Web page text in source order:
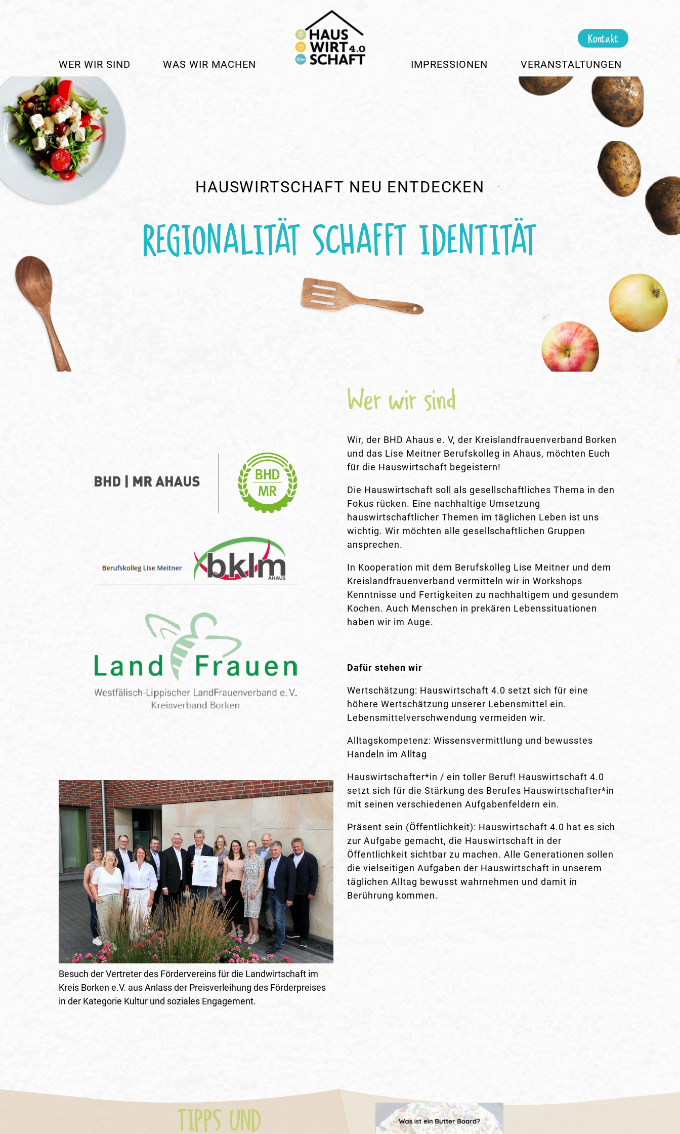
Kontakt
WER WIR SIND WAS WIR MACHEN IMPRESSIONEN VERANSTALTUNGEN
HAUSWIRTSCHAFT NEU ENTDECKEN
REGIONALITÄT SCHAFFT IDENTITÄT
Besuch der Vertreter des Fördervereins für die Landwirtschaft im
Kreis Borken e.V. aus Anlass der Preisverleihung des Förderpreises
in der Kategorie Kultur und soziales Engagement.
Wer wir sind
Wir, der BHD Ahaus e. V, der Kreislandfrauenverband Borken
und das Lise Meitner Berufskolleg in Ahaus, möchten Euch
für die Hauswirtschaft begeistern!
Die Hauswirtschaft soll als gesellschaftliches Thema in den
Fokus rücken. Eine nachhaltige Umsetzung
hauswirtschaftlicher Themen im täglichen Leben ist uns
wichtig. Wir möchten alle gesellschaftlichen Gruppen
ansprechen.
In Kooperation mit dem Berufskolleg Lise Meitner und dem
Kreislandfrauenverband vermitteln wir in Workshops
Kenntnisse und Fertigkeiten zu nachhaltigem und gesundem
Kochen. Auch Menschen in prekären Lebenssituationen
haben wir im Auge.
Dafür stehen wir
Wertschätzung: Hauswirtschaft 4.0 setzt sich für eine
höhere Wertschätzung unserer Lebensmittel ein.
Lebensmittelverschwendung vermeiden wir.
Alltagskompetenz: Wissensvermittlung und bewusstes
Handeln im Alltag
Hauswirtschafter*in / ein toller Beruf! Hauswirtschaft 4.0
setzt sich für die Stärkung des Berufes Hauswirtschafter*in
mit seinen verschiedenen Aufgabenfeldern ein.
Präsent sein (Öffentlichkeit): Hauswirtschaft 4.0 hat es sich
zur Aufgabe gemacht, die Hauswirtschaft in der
Öffentlichkeit sichtbar zu machen. Alle Generationen sollen
die vielseitigen Aufgaben der Hauswirtschaft in unserem
täglichen Alltag bewusst wahrnehmen und damit in
Berührung kommen.
TIPPS UND